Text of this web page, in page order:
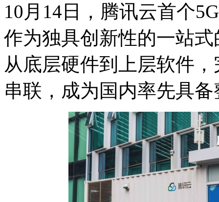
10 月14日，腾讯云首个
作为独具创新性的一站
从底层硬件到上层软件
串联，成为国内率先具